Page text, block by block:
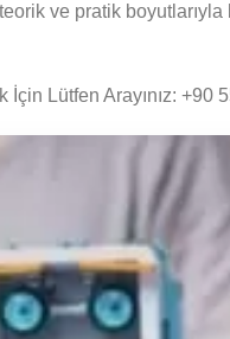
ve pratik boyutlarıyla
Lütfen Arayınız: +90